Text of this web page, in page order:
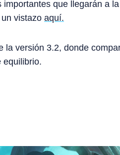
que llegarán a
vistazo aquí.
la versión 3.2, donde
equilibrio.